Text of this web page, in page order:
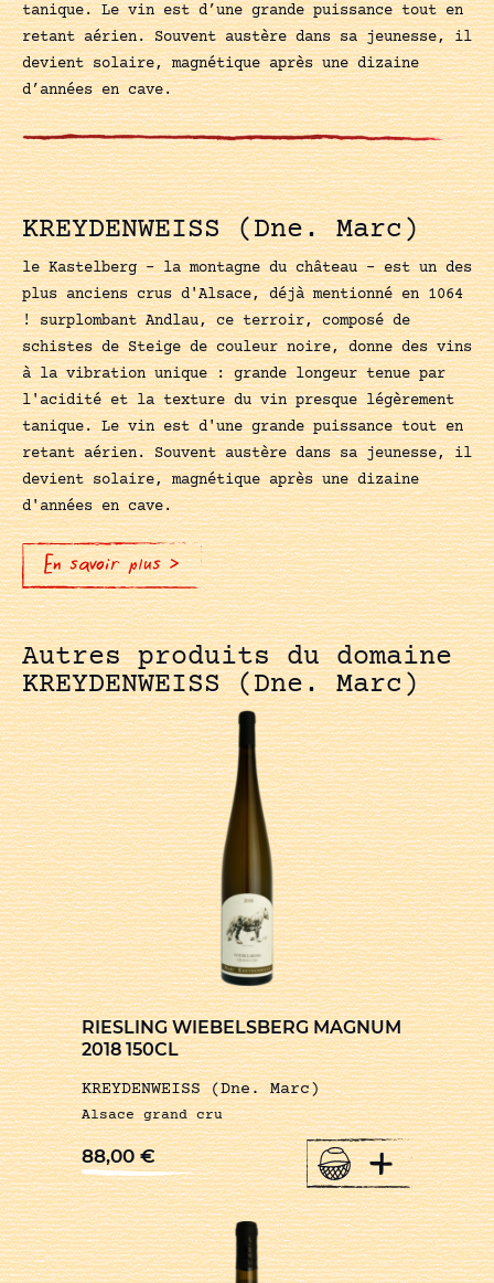
tanique. Le vin est d’une grande puissance tout en
retant aérien. Souvent austère dans sa jeunesse, il
devient solaire, magnétique après une dizaine
d’années en cave.
KREYDENWEISS (Dne. Marc)
le Kastelberg - la montagne du château - est un des
plus anciens crus d'Alsace, déjà mentionné en 1064
! surplombant Andlau, ce terroir, composé de
schistes de Steige de couleur noire, donne des vins
à la vibration unique : grande longeur tenue par
l'acidité et la texture du vin presque légèrement
tanique. Le vin est d'une grande puissance tout en
retant aérien. Souvent austère dans sa jeunesse, il
devient solaire, magnétique après une dizaine
d'années en cave.
En savoir plus >
Autres produits du domaine
KREYDENWEISS (Dne. Marc)
RIESLING WIEBELSBERG MAGNUM
2018 150CL
KREYDENWEISS (Dne. Marc)
Alsace grand cru
88,00€ +